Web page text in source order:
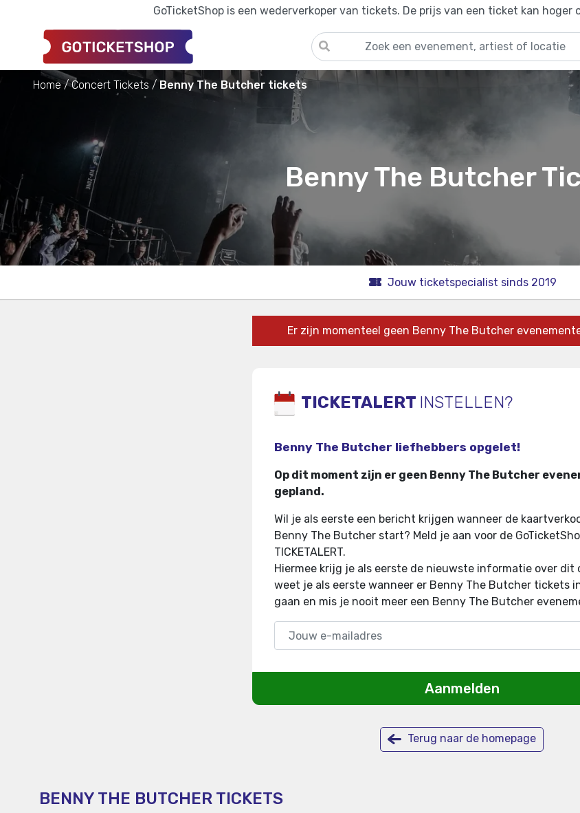
GoTicketShop is een wederverkoper van tickets. De prijs van een ticket kan
Home Concert Tickets Benny The Butcher tickets
Benny The Butcher
Jouw ticketspecialist sinds 2019
Er zijn momenteel geen Benny The Butcher
TICKETALERT INSTELLEN?
Benny The Butcher liefhebbers opgelet!
Op dit moment zijn er geen Benny The Butcher
gepland.
Wil je als eerste een bericht krijgen wanneer de
Benny The Butcher start? Meld je aan voor de
TICKETALERT.
Hiermee krijg je als eerste de nieuwste informatie over dit
weet je als eerste wanneer er Benny The Butcher tickets
gaan en mis je nooit meer een Benny The Butcher
Aanmelden
Terug naar de homepage
BENNY THE BUTCHER TICKETS